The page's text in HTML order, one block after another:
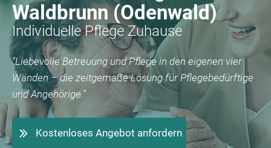
Waldbrunn (Odenwald)
Individuelle Pflege Zuhause
"Liebevolle Betreuung und Pflege in den eigenen vier
Wänden – die zeitgemäße Lösung für Pflegebedürftige
und Angehörige."
Kostenloses Angebot anfordern